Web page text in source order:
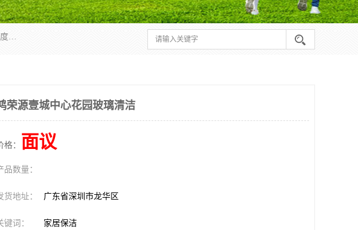
深圳市柏林家政有限公司是一家服务于深圳市民的专业家政公司。致力于为客户提供高质量、多维度的家庭服务，包括养老、母婴、月嫂育婴早教、康复理疗、家电清洗和保洁等方面的专业服务。
荣源壹城中心花园玻璃清洁
格： 面议
品数量：
货地址： 广东省深圳市龙华区
键词： 家居保洁